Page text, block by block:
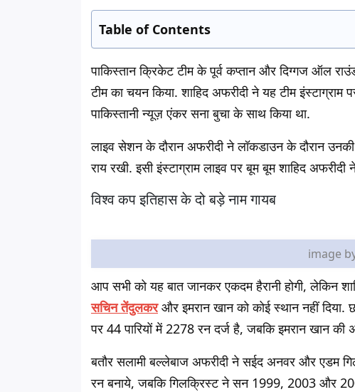
Table of Contents
पाकिस्तान क्रिकेट टीम के पूर्व कप्तान और दिग्गज ऑल
टीम का चयन किया. शाहिद अफरीदी ने यह टीम
पाकिस्तानी न्यूज़ एंकर सना बुचा के साथ किया था.
लाइव सेशन के दौरान अफरीदी ने लॉकडाउन के दौरान
राय रखी. इसी इंस्टाग्राम लाइव पर बूम बूम शाहिद
विश्व कप इतिहास के दो बड़े नाम गायब
image
आप सभी को यह बात जानकर एकदम हैरानी होगी, लेकिन
सचिन तेंदुलकरऔर इमरान खान को कोई स्थान नहीं
पर 44 पारियों में 2278 रन दर्ज है, जबकि इमरान खान
बतौर सलामी बल्लेबाज अफरीदी ने सईद अनवर और एडम
रन बनाये, जबकि गिलक्रिस्ट ने सन 1999, 2003 और